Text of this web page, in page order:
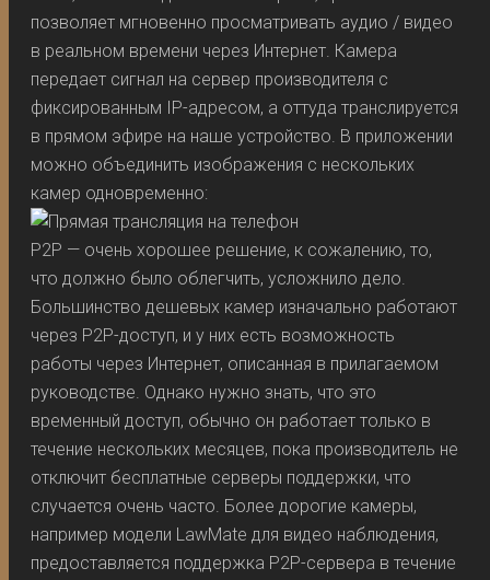
позволяет мгновенно просматривать аудио / видео
в реальном времени через Интернет. Камера
передает сигнал на сервер производителя с
фиксированным IP-адресом, а оттуда транслируется
в прямом эфире на наше устройство. В приложении
можно объединить изображения с нескольких
камер одновременно:
P2P — очень хорошее решение, к сожалению, то,
что должно было облегчить, усложнило дело.
Большинство дешевых камер изначально работают
через P2P-доступ, и у них есть возможность
работы через Интернет, описанная в прилагаемом
руководстве. Однако нужно знать, что это
временный доступ, обычно он работает только в
течение нескольких месяцев, пока производитель не
отключит бесплатные серверы поддержки, что
случается очень часто. Более дорогие камеры,
например модели LawMate для видео наблюдения,
предоставляется поддержка P2P-сервера в течение